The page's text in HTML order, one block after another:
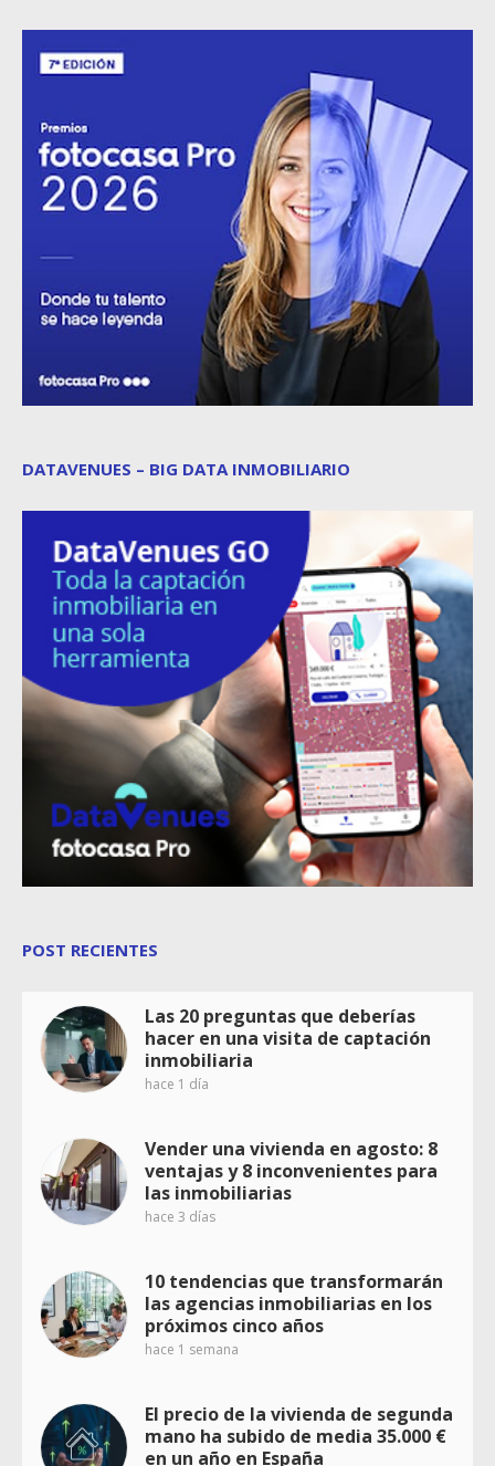
DATAVENUES – BIG DATA INMOBILIARIO
POST RECIENTES
Las 20 preguntas que deberías
hacer en una visita de captación
inmobiliaria
hace 1 día
Vender una vivienda en agosto: 8
ventajas y 8 inconvenientes para
las inmobiliarias
hace 3 días
10 tendencias que transformarán
las agencias inmobiliarias en los
próximos cinco años
hace 1 semana
El precio de la vivienda de segunda
mano ha subido de media 35.000 €
en un año en España